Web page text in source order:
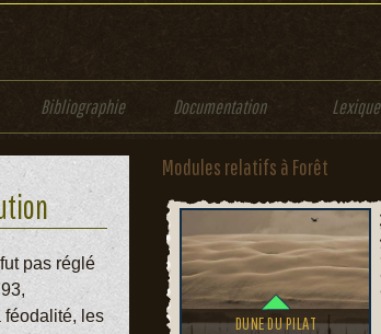
Bibliographie Documentation Lexique
pas réglé
féodalité, les
Modules relatifs à Forêt
DUNE DU PILAT